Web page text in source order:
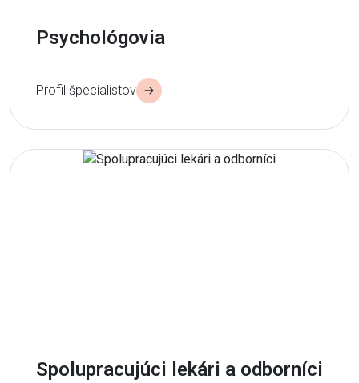
Psychológovia
Profil špecialistov
Spolupracujúci lekári a odborníci